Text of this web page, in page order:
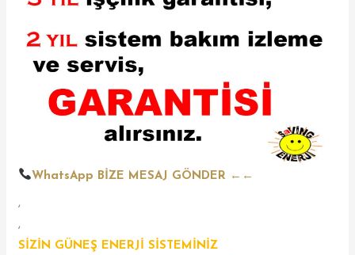
WhatsApp BİZE MESAJ GÖNDER ←←
,
,
SİZİN GÜNEŞ ENERJİ SİSTEMİNİZ